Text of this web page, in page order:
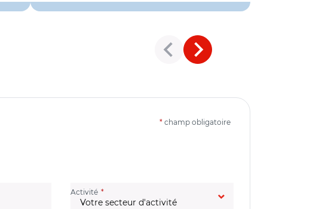
* champ obligatoire
Activité (champ obligatoire)